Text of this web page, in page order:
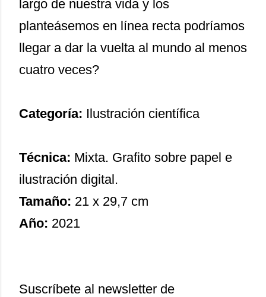
largo de nuestra vida y los
planteásemos en línea recta podríamos
llegar a dar la vuelta al mundo al menos
cuatro veces?
Categoría: Ilustración científica
Técnica: Mixta. Grafito sobre papel e
ilustración digital.
Tamaño: 21 x 29,7 cm
Año: 2021
Suscríbete al newsletter de